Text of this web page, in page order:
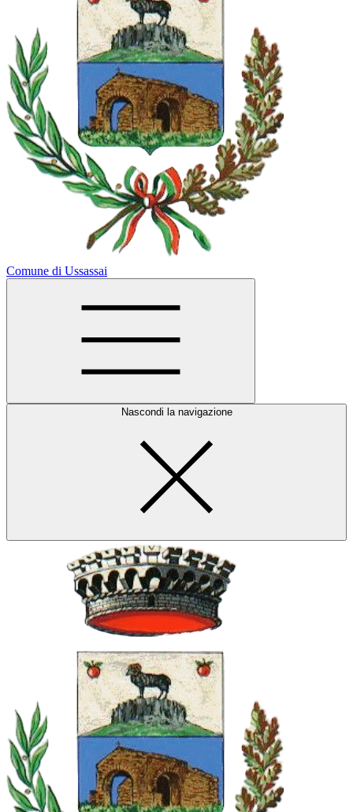
Comune di Ussassai
Nascondi la navigazione